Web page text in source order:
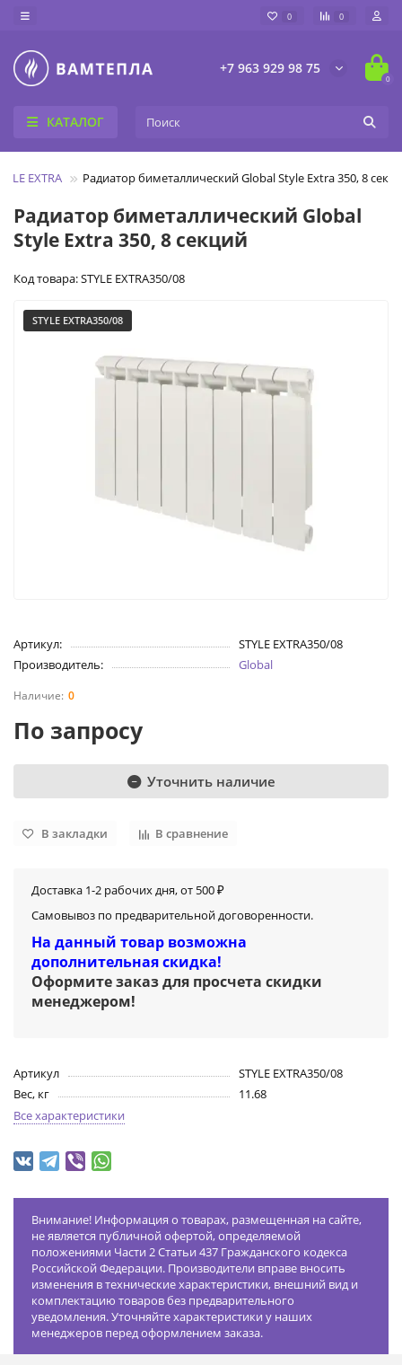
0 0
+7 963 929 98 75
0
КАТАЛОГ
EXTRA Радиатор биметаллический Global Style Extra 350, 8
Радиатор биметаллический Global
Style Extra 350, 8 секций
Код товара: STYLE EXTRA350/08
STYLE EXTRA350/08
Артикул:
STYLE EXTRA350/08
Производитель:
Global
0
По запросу
Уточнить наличие
В закладки В сравнение
Доставка 1-2 рабочих дня, от 500 ₽
Самовывоз по предварительной договоренности.
На данный товар возможна
дополнительная скидка!
Оформите заказ для просчета скидки
менеджером!
Артикул
STYLE EXTRA350/08
Вес, кг
11.68
Все характеристики
Внимание! Информация о товарах, размещенная на сайте,
не является публичной офертой, определяемой
положениями Части 2 Статьи 437 Гражданского кодекса
Российской Федерации. Производители вправе вносить
изменения в технические характеристики, внешний вид и
комплектацию товаров без предварительного
уведомления. Уточняйте характеристики у наших
менеджеров перед оформлением заказа.